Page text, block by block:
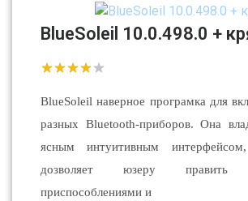
BlueSoleil 10.0.498.0 +
BlueSoleil наверное програмка для
разных Bluetooth-приборов. Она
ясным интуитивным
дозволяет юзеру править
приспособлениями и